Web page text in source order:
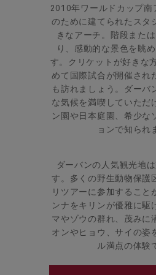
2010年ワールドカップ南
のために建てられたスタ
きなアーチ。階段また
り、感動的な景色を眺
す。クリケットが好きな
めて国際試合が開催され
も訪れましょう。ダーバ
な気候を満喫していただ
ン園や日本庭園、希少な
ョンで知られ
ダーバンの人気観光地
す。多くの野生動物保護
リツアーに参加すること
ンナをキリンが優雅に駆
マやゾウの群れ、茂みに
オンやヒョウ、サイの姿
ル満点の体験